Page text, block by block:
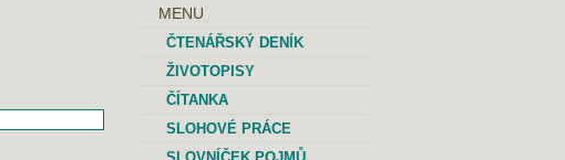
MENU
ČTENÁŘSKÝ DENÍK
ŽIVOTOPISY
ČÍTANKA
SLOHOVÉ PRÁCE